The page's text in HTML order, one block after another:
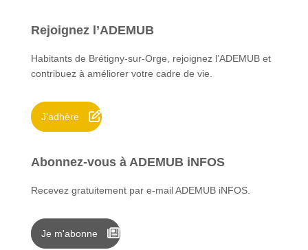
r
h
e
:
Rejoignez l’ADEMUB
Habitants de Brétigny-sur-Orge, rejoignez l’ADEMUB et
contribuez à améliorer votre cadre de vie.
J'adhère
Abonnez-vous à ADEMUB iNFOS
Recevez gratuitement par e-mail ADEMUB iNFOS.
Je m'abonne